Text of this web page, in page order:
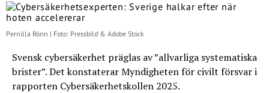
Pernilla Rönn | Foto: Pressbild & Adobe Stock
Svensk cybersäkerhet präglas av ”allvarliga systematiska
brister”. Det konstaterar Myndigheten för civilt försvar i
rapporten Cybersäkerhetskollen 2025.